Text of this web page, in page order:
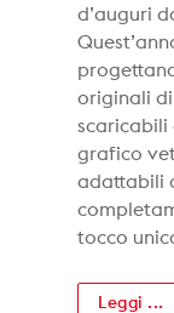
d’auguri
originali di
scaricabili
grafico
adattabili
tocco
Leggi ...